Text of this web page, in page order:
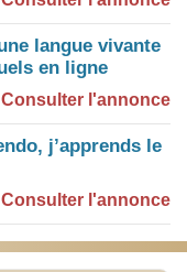
langue vivante
en ligne
Consulter l'annonce
j’apprends le
Consulter l'annonce